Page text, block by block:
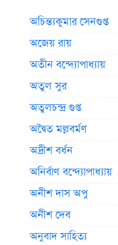
অচিন্ত্যকুমার সেনগুপ্ত
অজেয় রায়
অতীন বন্দ্যোপাধ্যায়
অতুল সুর
অতুলচন্দ্র গুপ্ত
অদ্বৈত মল্লবর্মণ
অদ্রীশ বর্ধন
অনির্বাণ বন্দ্যোপাধ্যায়
অনীশ দাস অপু
অনীশ দেব
অনুবাদ সাহিত্য